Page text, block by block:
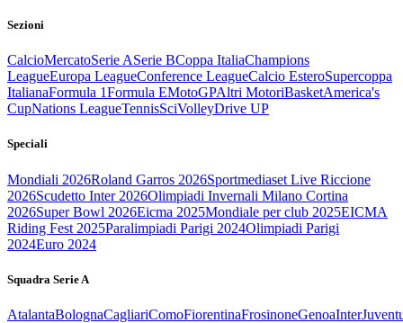
Sezioni
CalcioMercatoSerie ASerie BCoppa ItaliaChampions
LeagueEuropa LeagueConference LeagueCalcio EsteroSupercoppa
ItalianaFormula 1Formula EMotoGPAltri MotoriBasketAmerica's
CupNations LeagueTennisSciVolleyDrive UP
Speciali
Mondiali 2026Roland Garros 2026Sportmediaset Live Riccione
2026Scudetto Inter 2026Olimpiadi Invernali Milano Cortina
2026Super Bowl 2026Eicma 2025Mondiale per club 2025EICMA
Riding Fest 2025Paralimpiadi Parigi 2024Olimpiadi Parigi
2024Euro 2024
Squadra Serie A
AtalantaBolognaCagliariComoFiorentinaFrosinoneGenoaInter